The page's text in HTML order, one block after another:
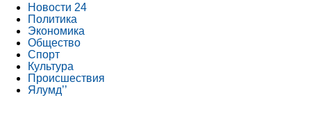
Новости 24
Политика
Экономика
Общество
Спорт
Культура
Происшествия
Ялумд’’